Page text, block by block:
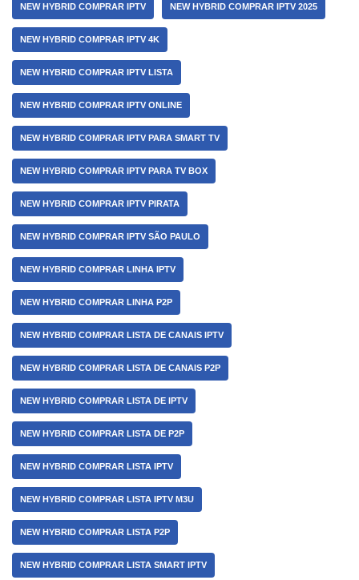
NEW HYBRID COMPRAR IPTV NEW HYBRID COMPRAR IPTV 2025
NEW HYBRID COMPRAR IPTV 4K
NEW HYBRID COMPRAR IPTV LISTA
NEW HYBRID COMPRAR IPTV ONLINE
NEW HYBRID COMPRAR IPTV PARA SMART TV
NEW HYBRID COMPRAR IPTV PARA TV BOX
NEW HYBRID COMPRAR IPTV PIRATA
NEW HYBRID COMPRAR IPTV SÃO PAULO
NEW HYBRID COMPRAR LINHA IPTV
NEW HYBRID COMPRAR LINHA P2P
NEW HYBRID COMPRAR LISTA DE CANAIS IPTV
NEW HYBRID COMPRAR LISTA DE CANAIS P2P
NEW HYBRID COMPRAR LISTA DE IPTV
NEW HYBRID COMPRAR LISTA DE P2P
NEW HYBRID COMPRAR LISTA IPTV
NEW HYBRID COMPRAR LISTA IPTV M3U
NEW HYBRID COMPRAR LISTA P2P
NEW HYBRID COMPRAR LISTA SMART IPTV